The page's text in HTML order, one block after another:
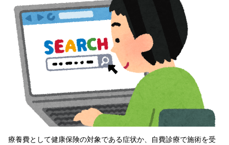
療養費として健康保険の対象である症状か、自費診療で施術を受